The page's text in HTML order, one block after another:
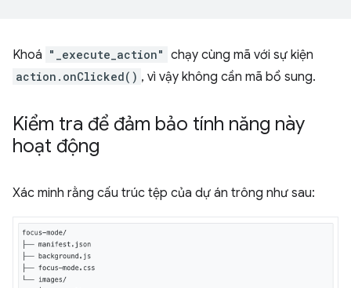
Khoá "_execute_action" chạy cùng mã với sự kiện
action.onClicked() , vì vậy không cần mã bổ sung.
Kiểm tra để đảm bảo tính năng này
hoạt động
Xác minh rằng cấu trúc tệp của dự án trông như sau: